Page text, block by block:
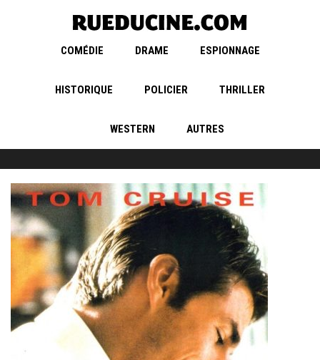
COMÉDIE DRAME ESPIONNAGE
HISTORIQUE POLICIER THRILLER
WESTERN AUTRES